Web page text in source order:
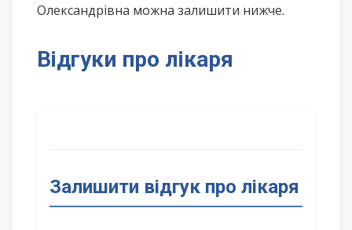
Олександрівна можна залишити нижче.
Відгуки про лікаря
Залишити відгук про лікаря